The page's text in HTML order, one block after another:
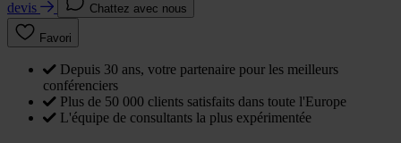
devis
Chattez avec nous
Favori
Depuis 30 ans, votre partenaire pour les meilleurs
conférenciers
Plus de 50 000 clients satisfaits dans toute l'Europe
L'équipe de consultants la plus expérimentée